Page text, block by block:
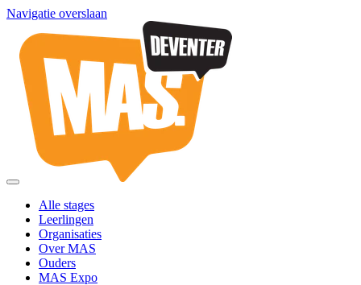
Navigatie overslaan
Alle stages
Leerlingen
Organisaties
Over MAS
Ouders
MAS Expo